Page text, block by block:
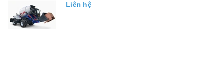
Liên hệ